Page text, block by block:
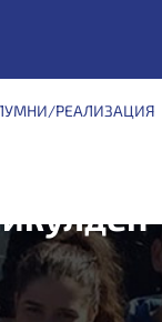
РЕАЛИЗАЦИЯ